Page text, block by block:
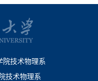
院技术物理系
技术物理系